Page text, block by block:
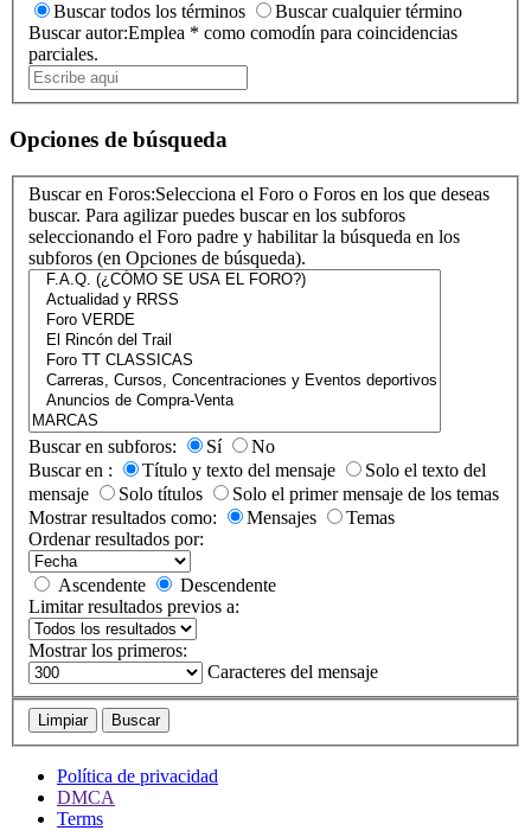
Buscar todos los términos
Buscar cualquier término
Buscar autor:Emplea * como comodín para coincidencias
parciales.
Opciones de búsqueda
Buscar en Foros:Selecciona el Foro o Foros en los que deseas
buscar. Para agilizar puedes buscar en los subforos
seleccionando el Foro padre y habilitar la búsqueda en los
subforos (en Opciones de búsqueda).
Buscar en subforos: Sí
No
Buscar en :
Título y texto del mensaje
Solo el texto del
mensaje
Solo títulos
Solo el primer mensaje de los temas
Mostrar resultados como:
Mensajes
Temas
Ordenar resultados por:
Ascendente
Descendente
Limitar resultados previos a:
Mostrar los primeros:
Caracteres del mensaje
Limpiar Buscar
Política de privacidad
DMCA
Terms